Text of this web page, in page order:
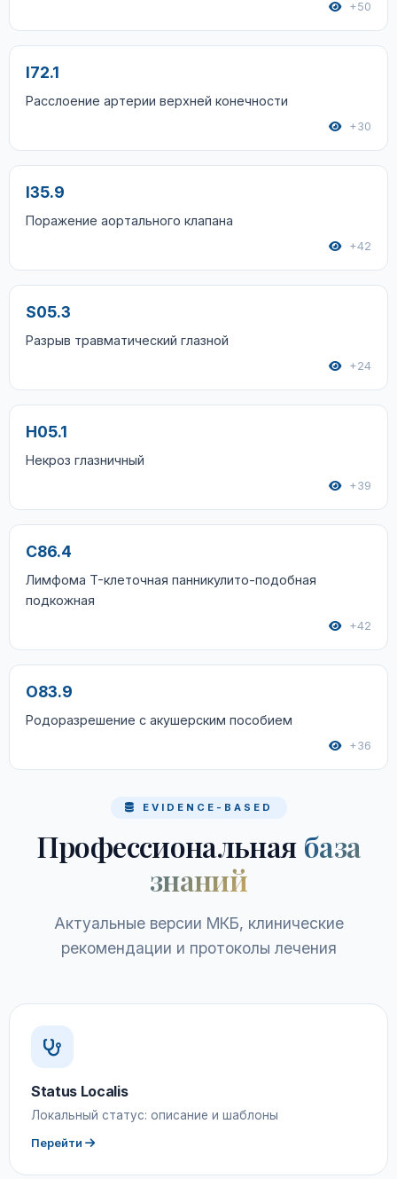
+50
I72.1
Расслоение артерии верхней конечности
+30
I35.9
Поражение аортального клапана
+42
S05.3
Разрыв травматический глазной
+24
H05.1
Некроз глазничный
+39
C86.4
Лимфома T-клеточная панникулито-подобная
подкожная
+42
O83.9
Родоразрешение с акушерским пособием
+36
EVIDENCE-BASED
Профессиональная база
знаний
Актуальные версии МКБ, клинические
рекомендации и протоколы лечения
Status Localis
Локальный статус: описание и шаблоны
Перейти